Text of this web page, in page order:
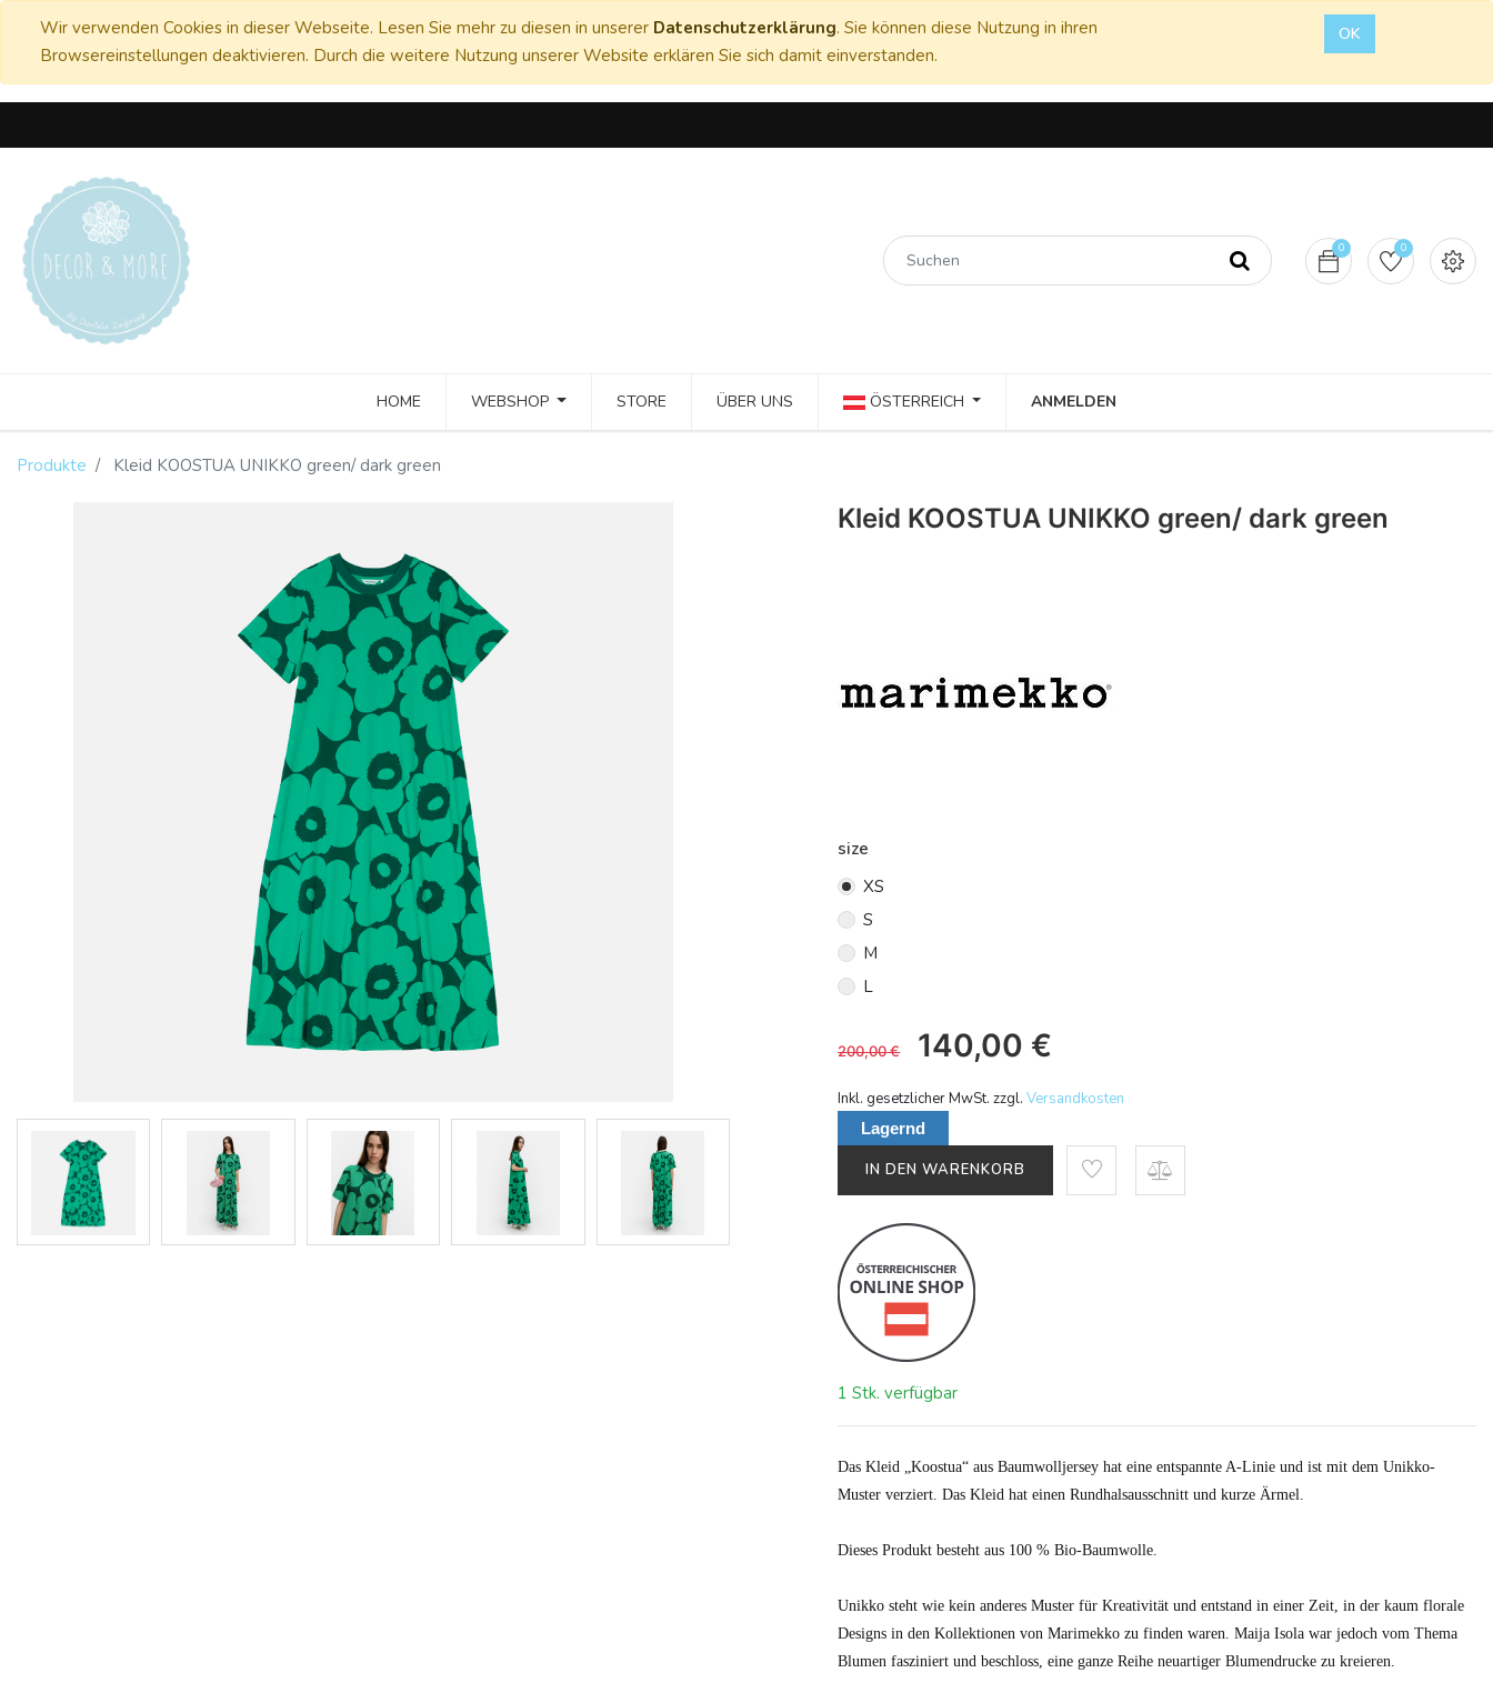
Wir verwenden Cookies in dieser Webseite. Lesen Sie mehr zu diesen in unserer Datenschutzerklärung. Sie können diese Nutzung in ihren
Browsereinstellungen deaktivieren. Durch die weitere Nutzung unserer Website erklären Sie sich damit einverstanden.
OK
0 0
HOME WEBSHOP STORE ÜBER UNS ÖSTERREICH ANMELDEN
Produkte Kleid KOOSTUA UNIKKO green/ dark green
Kleid KOOSTUA UNIKKO green/ dark green
size
XS
S
M
L
200,00€ 140,00 €
Inkl. gesetzlicher MwSt. zzgl.Versandkosten
Lagernd
IN DEN WARENKORB
1 Stk. verfügbar
Das Kleid „Koostua“ aus Baumwolljersey hat eine entspannte A-Linie und ist mit dem Unikko-
Muster verziert. Das Kleid hat einen Rundhalsausschnitt und kurze Ärmel.
Dieses Produkt besteht aus 100 % Bio-Baumwolle.
Unikko steht wie kein anderes Muster für Kreativität und entstand in einer Zeit, in der kaum florale
Designs in den Kollektionen von Marimekko zu finden waren. Maija Isola war jedoch vom Thema
Blumen fasziniert und beschloss, eine ganze Reihe neuartiger Blumendrucke zu kreieren.